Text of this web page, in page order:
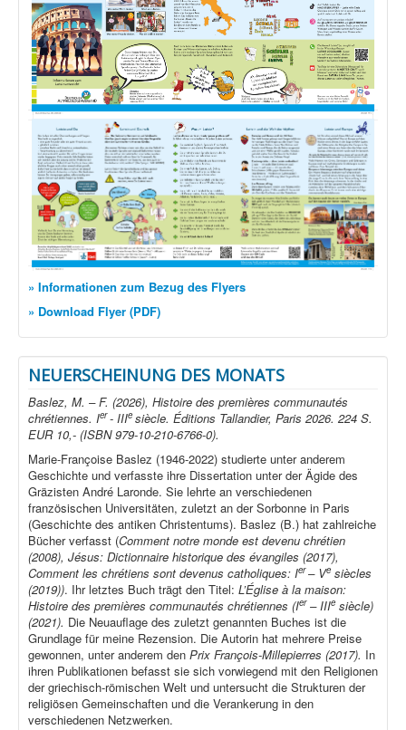
» Informationen zum Bezug des Flyers
» Download Flyer (PDF)
NEUERSCHEINUNG DES MONATS
Baslez, M. – F. (2026), Histoire des premières communautés
chrétiennes. Ier- IIIe siècle. Éditions Tallandier, Paris 2026. 224 S.
EUR 10,- (ISBN 979-10-210-6766-0).
Marie-Françoise Baslez (1946-2022) studierte unter anderem
Geschichte und verfasste ihre Dissertation unter der Ägide des
Gräzisten André Laronde. Sie lehrte an verschiedenen
französischen Universitäten, zuletzt an der Sorbonne in Paris
(Geschichte des antiken Christentums). Baslez (B.) hat zahlreiche
Bücher verfasst (Comment notre monde est devenu chrétien
(2008), Jésus: Dictionnaire historique des évangiles (2017),
Comment les chrétiens sont devenus catholiques: Ier– Ve siècles
(2019)). Ihr letztes Buch trägt den Titel: L’Église à la maison:
Histoire des premières communautés chrétiennes (Ier– IIIe siècle)
(2021). Die Neuauflage des zuletzt genannten Buches ist die
Grundlage für meine Rezension. Die Autorin hat mehrere Preise
gewonnen, unter anderem den Prix François-Millepierres (2017). In
ihren Publikationen befasst sie sich vorwiegend mit den Religionen
der griechisch-römischen Welt und untersucht die Strukturen der
religiösen Gemeinschaften und die Verankerung in den
verschiedenen Netzwerken.